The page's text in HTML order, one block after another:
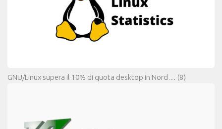
GNU/Linux supera il 10% di quota desktop in Nord… (8)